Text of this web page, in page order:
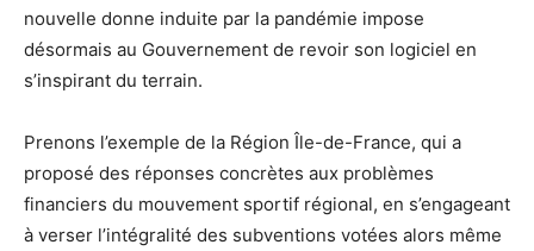
nouvelle donne induite par la pandémie impose
désormais au Gouvernement de revoir son logiciel en
s’inspirant du terrain.
Prenons l’exemple de la Région Île-de-France, qui a
proposé des réponses concrètes aux problèmes
financiers du mouvement sportif régional, en s’engageant
à verser l’intégralité des subventions votées alors même